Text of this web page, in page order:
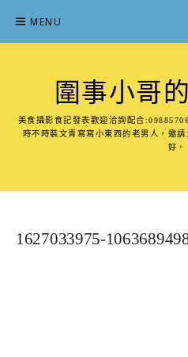
content
MENU
圍事小哥
美食攝影食記發表歡迎洽詢配合
時不時裝文青寫寫小東西的老男人，邀
好。
1627033975-